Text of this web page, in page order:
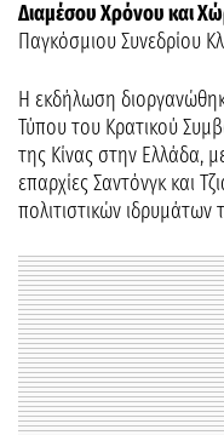
Διαμέσου Χρόνου και
Παγκόσμιου Συνεδρίου
Η εκδήλωση
Τύπου του Κρατικού
της Κίνας στην Ελλάδα,
επαρχίες Σαντόνγκ και
πολιτιστικών